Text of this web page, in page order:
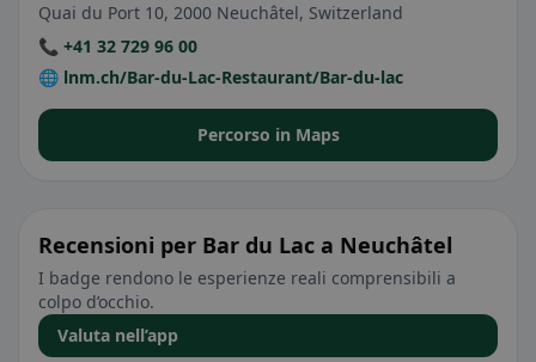
Quai du Port 10, 2000 Neuchâtel, Switzerland
📞 +41 32 729 96 00
🌐 lnm.ch/Bar-du-Lac-Restaurant/Bar-du-lac
Percorso in Maps
Recensioni per Bar du Lac a Neuchâtel
I badge rendono le esperienze reali comprensibili a
colpo d’occhio.
Valuta nell’app